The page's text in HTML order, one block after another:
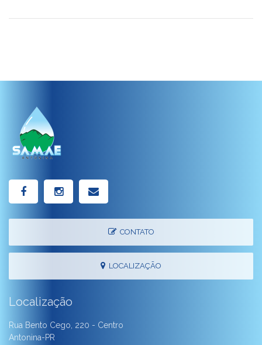
CONTATO
LOCALIZAÇÃO
Localização
Rua Bento Cego, 220 - Centro
Antonina-PR